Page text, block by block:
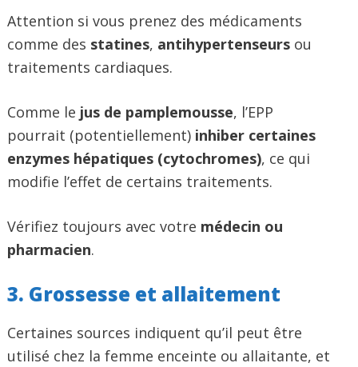
Attention si vous prenez des médicaments
comme des statines, antihypertenseurs ou
traitements cardiaques.
Comme le jus de pamplemousse, l’EPP
pourrait (potentiellement) inhiber certaines
enzymes hépatiques (cytochromes), ce qui
modifie l’effet de certains traitements.
Vérifiez toujours avec votre médecin ou
pharmacien.
3. Grossesse et allaitement
Certaines sources indiquent qu’il peut être
utilisé chez la femme enceinte ou allaitante, et